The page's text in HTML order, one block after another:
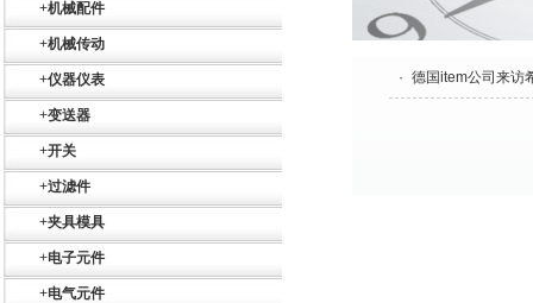
+机械配件
+机械传动
+仪器仪表
+变送器
+开关
+过滤件
+夹具模具
+电子元件
+电气元件
· 德国item公司来访